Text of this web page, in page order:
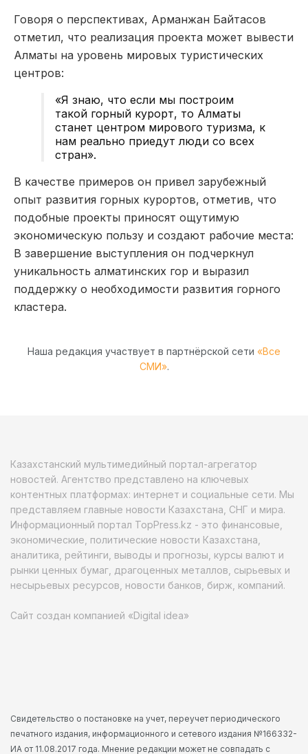
Говоря о перспективах, Арманжан Байтасов
отметил, что реализация проекта может вывести
Алматы на уровень мировых туристических
центров:
«Я знаю, что если мы построим
такой горный курорт, то Алматы
станет центром мирового туризма, к
нам реально приедут люди со всех
стран».
В качестве примеров он привел зарубежный
опыт развития горных курортов, отметив, что
подобные проекты приносят ощутимую
экономическую пользу и создают рабочие места:
В завершение выступления он подчеркнул
уникальность алматинских гор и выразил
поддержку о необходимости развития горного
кластера.
Наша редакция участвует в партнёрской сети «Все
СМИ».
Казахстанский мультимедийный портал-агрегатор
новостей. Агентство представлено на ключевых
контентных платформах: интернет и социальные сети. Мы
представляем главные новости Казахстана, СНГ и мира.
Информационный портал TopPress.kz - это финансовые,
экономические, политические новости Казахстана,
аналитика, рейтинги, выводы и прогнозы, курсы валют и
рынки ценных бумаг, драгоценных металлов, сырьевых и
несырьевых ресурсов, новости банков, бирж, компаний.
Сайт создан компанией «Digital idea»
Свидетельство о постановке на учет, переучет периодического
печатного издания, информационного и сетевого издания №166332-
ИА от 11.08.2017 года. Мнение редакции может не совпадать с